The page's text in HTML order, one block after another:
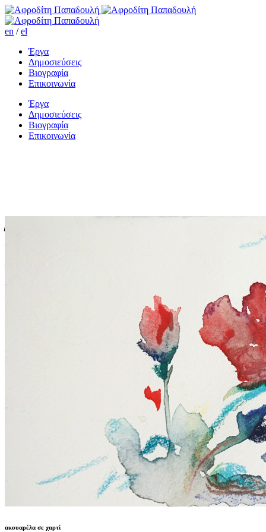
en /el
Έργα
Δημοσιεύσεις
Βιογραφία
Επικοινωνία
Έργα
Δημοσιεύσεις
Βιογραφία
Επικοινωνία
ακουαρέλα σε χαρτί